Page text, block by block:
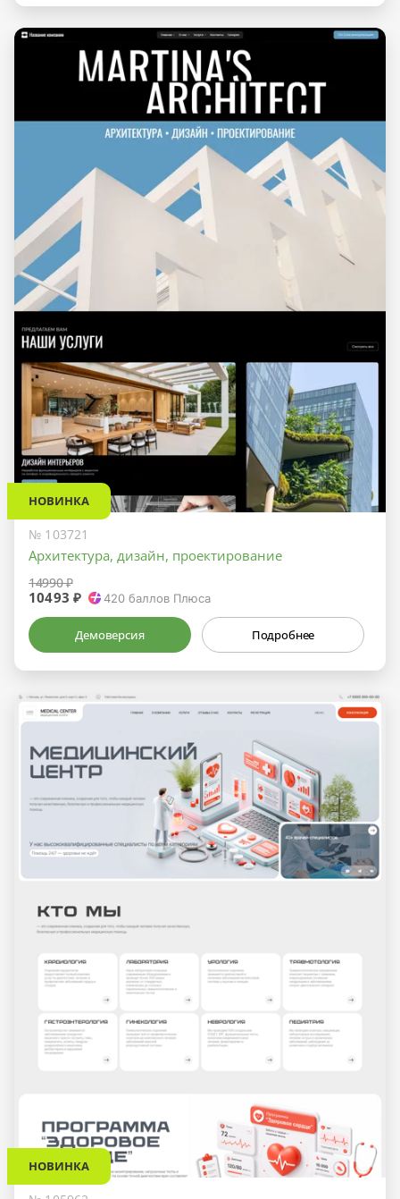
НОВИНКА
№ 103721
Архитектура, дизайн, проектирование
14990 ₽
10493 ₽ 420 баллов Плюса
Демоверсия Подробнее
НОВИНКА